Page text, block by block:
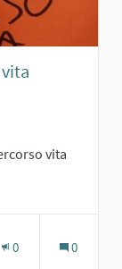
vita
0 0